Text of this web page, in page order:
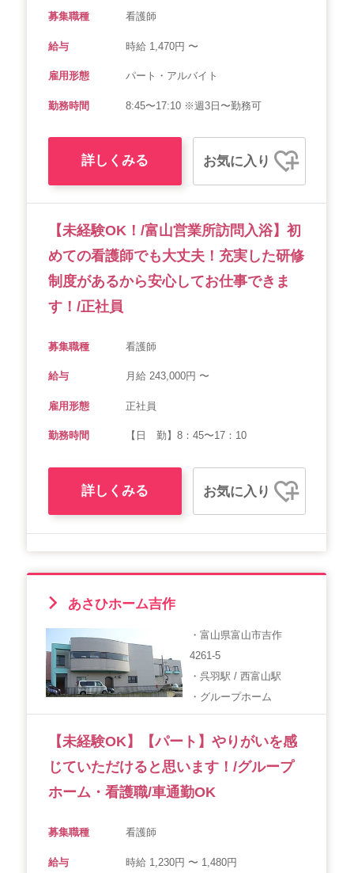
募集職種 看護師
給与 時給 1,470円 〜
雇用形態 パート・アルバイト
勤務時間 8:45〜17:10 ※週3日〜勤務可
詳しくみる お気に入り
【未経験OK！/富山営業所訪問入浴】初
めての看護師でも大丈夫！充実した研修
制度があるから安心してお仕事できま
す！/正社員
募集職種 看護師
給与 月給 243,000円 〜
雇用形態 正社員
勤務時間 【日 勤】8：45〜17：10
詳しくみる お気に入り
あさひホーム吉作
・富山県富山市吉作
4261-5
・呉羽駅 / 西富山駅
・グループホーム
【未経験OK】【パート】やりがいを感
じていただけると思います！/グループ
ホーム・看護職/車通勤OK
募集職種 看護師
給与 時給 1,230円 〜 1,480円